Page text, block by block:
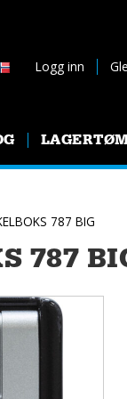
Logg inn
787 BIG
787